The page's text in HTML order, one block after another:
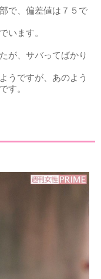
で、偏差値は７５で
います。
が、サバってばかり
うですが、あのよう
す。